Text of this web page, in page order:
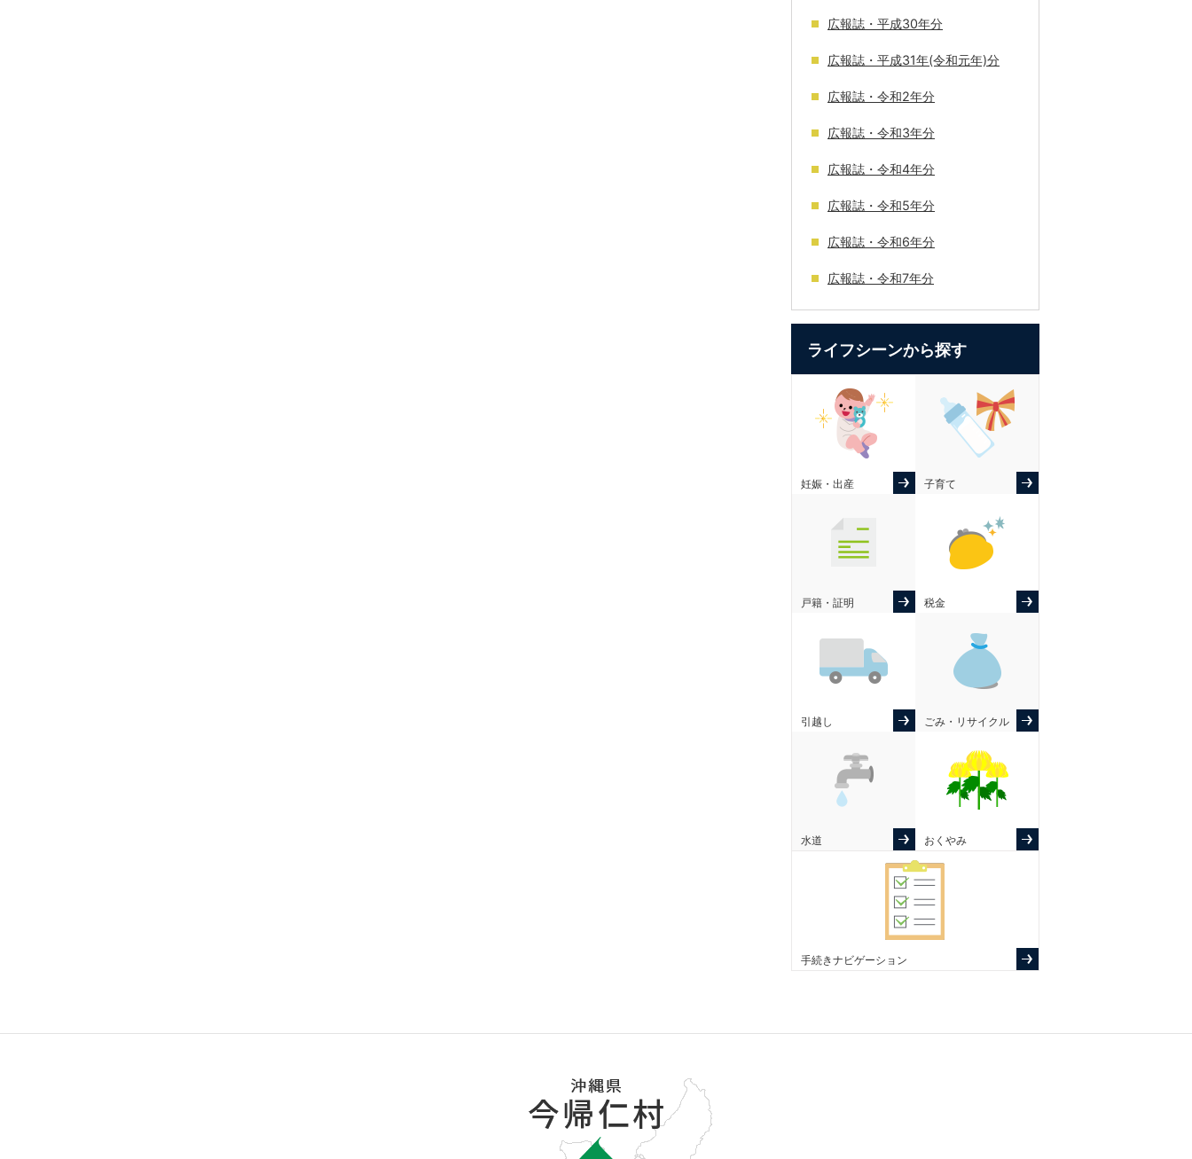
広報誌・平成30年分
広報誌・平成31年(令和元年)分
広報誌・令和2年分
広報誌・令和3年分
広報誌・令和4年分
広報誌・令和5年分
広報誌・令和6年分
広報誌・令和7年分
ライフシーンから探す
妊娠・出産 子育て
戸籍・証明 税金
引越し ごみ・リサイクル
水道 おくやみ
手続きナビゲーション